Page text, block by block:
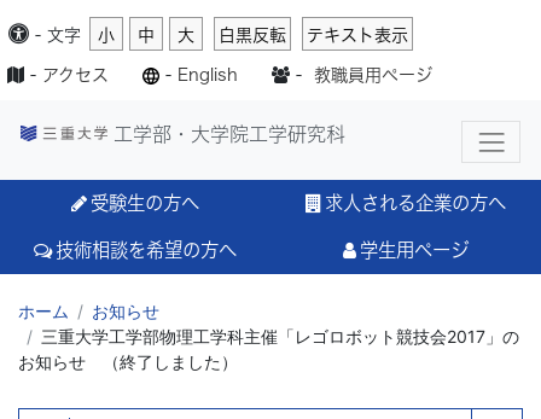
- 文字 小 中 大 白黒反転 テキスト表示
- アクセス - English - 教職員用ページ
工学部・大学院工学研究科
受験生の方へ 求人される企業の方へ
技術相談を希望の方へ 学生用ページ
ホーム
お知らせ
三重大学工学部物理工学科主催「レゴロボット競技会2017」の
お知らせ （終了しました）